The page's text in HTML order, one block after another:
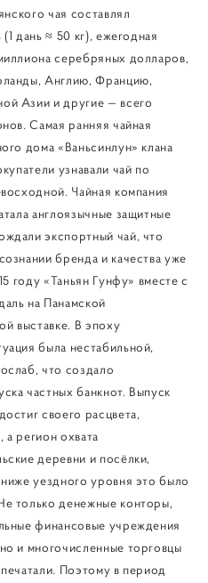
чая составлял
дань ≈ 50 кг), ежегодная
серебряных долларов,
Англию, Францию,
Азии и другие — всего
Самая ранняя чайная
дома «Ваньсинлун» клана
узнавали чай по
Чайная компания
англоязычные защитные
экспортный чай, что
бренда и качества уже
году «Таньян Гунфу» вместе с
на Панамской
выставке. В эпоху
была нестабильной,
что создало
частных банкнот. Выпуск
своего расцвета,
регион охвата
деревни и посёлки,
уездного уровня это было
только денежные конторы,
финансовые учреждения
и многочисленные торговцы
Поэтому в период